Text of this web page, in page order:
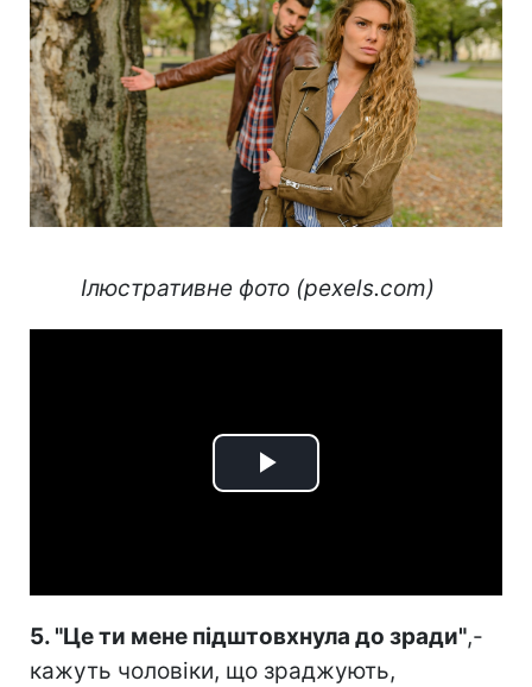
Ілюстративне фото (pexels.com)⠀
Play
5. "Це ти мене підштовхнула до зради",-
кажуть чоловіки, що зраджують,